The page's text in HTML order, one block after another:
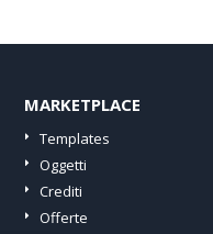
MARKETPLACE
Templates
Oggetti
Crediti
Offerte